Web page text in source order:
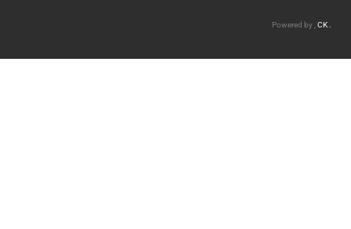
Powered by , CK .